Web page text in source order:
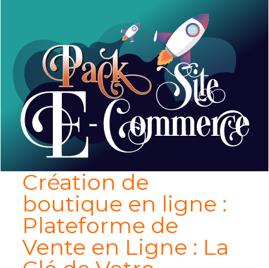
Création de
boutique en ligne :
Plateforme de
Vente en Ligne : La